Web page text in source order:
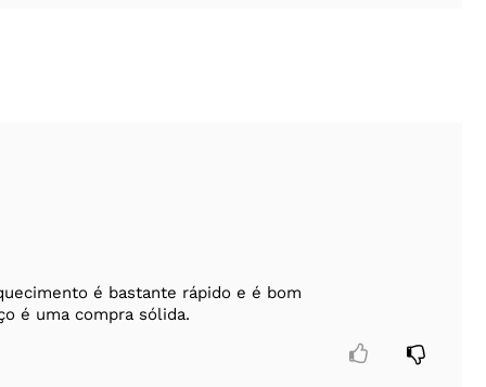
é bastante rápido e é bom
é uma compra sólida.
 